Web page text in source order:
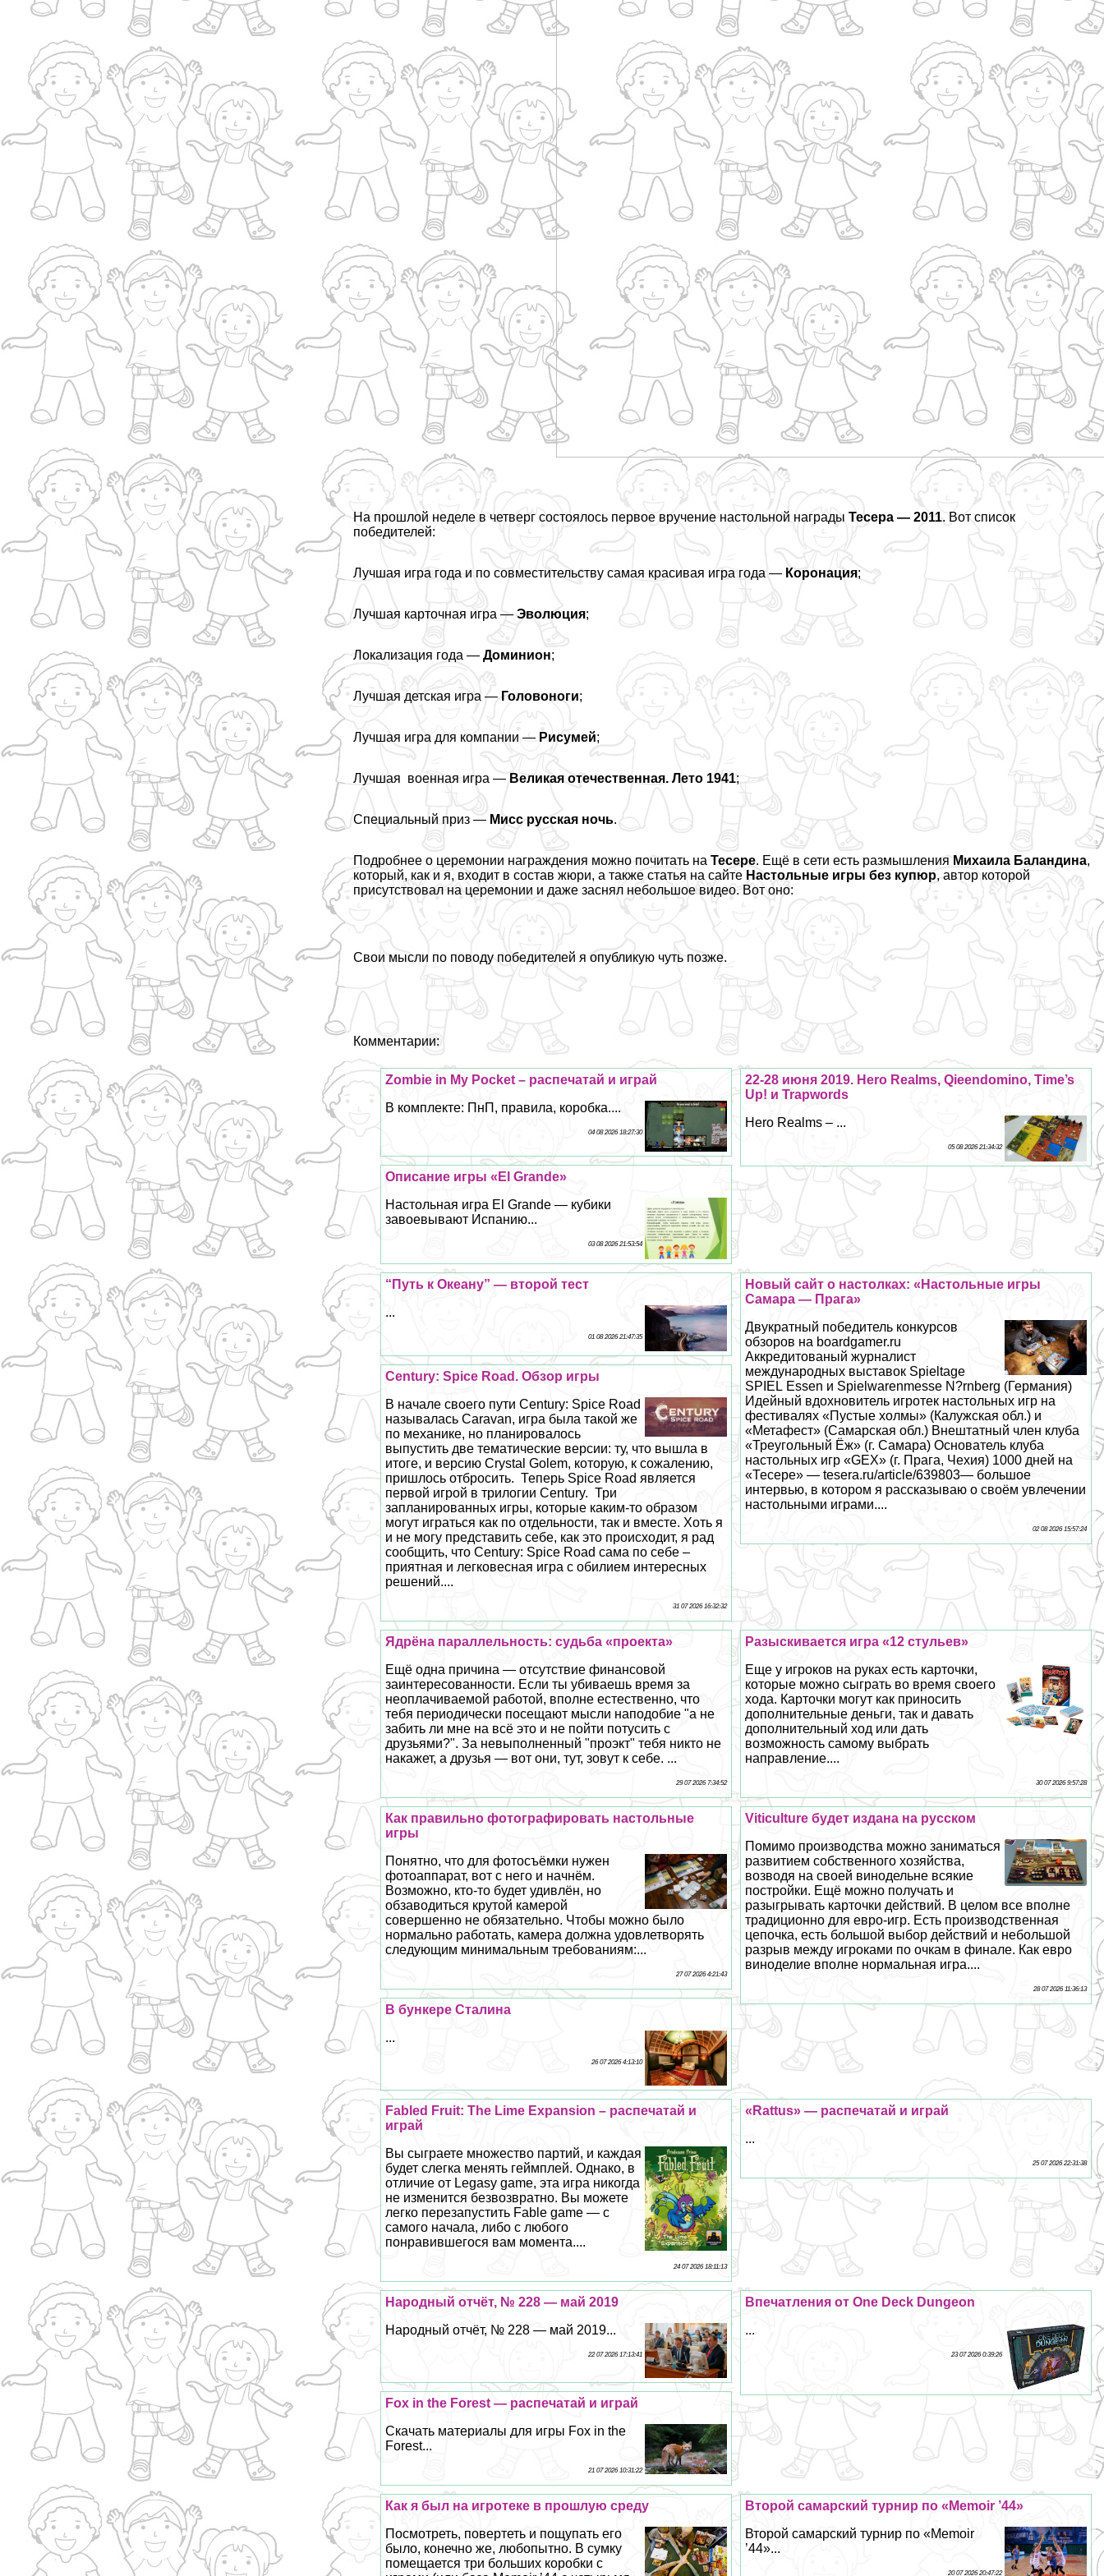
На прошлой неделе в четверг состоялось первое вручение настольной наградыТесера — 2011. Вот список
победителей:
Лучшая игра года и по совместительству самая красивая игра года — Коронация;
Лучшая карточная игра —Эволюция;
Локализация года —Доминион;
Лучшая детская игра — Головоноги;
Лучшая игра для компании — Рисумей;
Лучшая военная игра —Великая отечественная. Лето 1941;
Специальный приз — Мисс русская ночь.
Подробнее о церемонии награждения можно почитать наТесере. Ещё в сети есть размышления Михаила Баландина,
который, как и я, входит в состав жюри, а такжестатья на сайте Настольные игры без купюр, автор которой
присутствовал на церемонии и даже заснял небольшое видео. Вот оно:
Свои мысли по поводу победителей я опубликую чуть позже.
Комментарии:
22-28 июня 2019. Hero Realms, Qieendomino, Time’s
Up! и Trapwords
Hero Realms – ...
05 08 2026 21:34:32
Zombie in My Pocket – распечатай и играй
В комплекте: ПнП, правила, коробка....
04 08 2026 18:27:30
Описание игры «El Grande»
Настольная игра El Grande — кубики
завоевывают Испанию...
03 08 2026 21:53:54
Новый сайт о настолках: «Настольные игры
Самара — Прага»
Двукратный победитель конкурсов
обзоров на boardgamer.ru
Аккредитованый журналист
международных выставок Spieltage
SPIEL Essen и Spielwarenmesse N?rnberg (Германия)
Идейный вдохновитель игротек настольных игр на
фестивалях «Пустые холмы» (Калужская обл.) и
«Метафест» (Самарская обл.) Внештатный члeн клуба
«Треугольный Ёж» (г. Самара) Основатель клуба
настольных игр «GEX» (г. Прага, Чехия) 1000 дней на
«Тесере» — tesera.ru/article/639803— большое
интервью, в котором я рассказываю о своём увлечении
настольными играми....
02 08 2026 15:57:24
“Путь к Океану” — второй тест
...
01 08 2026 21:47:35
Century: Spice Road. Обзор игры
В начале своего пути Century: Spice Road
называлась Caravan, игра была такой же
по механике, но планировалось
выпустить две тематические версии: ту, что вышла в
итоге, и версию Crystal Golem, которую, к сожалению,
пришлось отбросить. Теперь Spice Road является
первой игрой в трилогии Century. Три
запланированных игры, которые каким-то образом
могут играться как по отдельности, так и вместе. Хоть я
и не могу представить себе, как это происходит, я рад
сообщить, что Century: Spice Road сама по себе –
приятная и легковесная игра с обилием интересных
решений....
31 07 2026 16:32:32
Разыскивается игра «12 стульев»
Еще у игроков на руках есть карточки,
которые можно сыграть во время своего
хода. Карточки могут как приносить
дополнительные деньги, так и давать
дополнительный ход или дать
возможность самому выбрать
направление....
30 07 2026 9:57:28
Ядрёна параллельность: судьба «проекта»
Ещё одна причина — отсутствие финансовой
заинтересованности. Если ты убиваешь время за
неоплачиваемой работой, вполне естественно, что
тебя периодически посещают мысли наподобие "а не
забить ли мне на всё это и не пойти потусить с
друзьями?". За невыполненный "проэкт" тебя никто не
накажет, а друзья — вот они, тут, зовут к себе. ...
29 07 2026 7:34:52
Viticulture будет издана на русском
Помимо производства можно заниматься
развитием собственного хозяйства,
возводя на своей винодельне всякие
постройки. Ещё можно получать и
разыгрывать карточки действий. В целом все вполне
традиционно для евро-игр. Есть производственная
цепочка, есть большой выбор действий и небольшой
разрыв между игроками по очкам в финале. Как евро
виноделие вполне нормальная игра....
28 07 2026 11:36:13
Как правильно фотографировать настольные
игры
Понятно, что для фотосъёмки нужен
фотоаппарат, вот с него и начнём.
Возможно, кто-то будет удивлён, но
обзаводиться крутой камерой
совершенно не обязательно. Чтобы можно было
нормально работать, камера должна удовлетворять
следующим минимальным требованиям:...
27 07 2026 4:21:43
В бункере Сталина
...
26 07 2026 4:13:10
«Rattus» — распечатай и играй
...
25 07 2026 22:31:38
Fabled Fruit: The Lime Expansion – распечатай и
играй
Вы сыграете множество партий, и каждая
будет слегка менять гeймплей. Однако, в
отличие от Legasy game, эта игра никогда
не изменится безвозвратно. Вы можете
легко перезапустить Fable game — с
самого начала, либо с любого
понравившегося вам момента....
24 07 2026 18:11:13
Впечатления от One Deck Dungeon
...
23 07 2026 0:39:26
Народный отчёт, № 228 — май 2019
Народный отчёт, № 228 — май 2019...
22 07 2026 17:13:41
Fox in the Forest — распечатай и играй
Скачать материалы для игры Fox in the
Forest...
21 07 2026 10:31:22
Второй самарский турнир по «Memoir ’44»
Второй самарский турнир по «Memoir
’44»...
20 07 2026 20:47:22
Как я был на игротеке в прошлую среду
Посмотреть, повертеть и пощупать его
было, конечно же, любопытно. В сумку
помещается три больших коробки с